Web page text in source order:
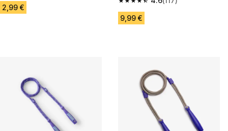
2,99 € 4.6 od 5 zvezdic from 117
9,99 €